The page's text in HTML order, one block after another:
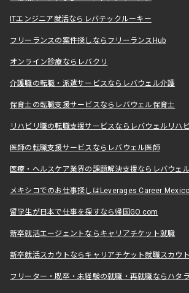
ITエンジニア就活ならレバテックルーキー
フリーランスの案件探しならフリーランスHub
オンライン診療ならレバクリ
介護職の転職・派遣サービスならレバウェル介護
保育士の転職支援サービスならレバウェル保育士
リハビリ職の転職支援サービスならレバウェルリハ
医師の転職支援サービスならレバウェル医師
医療・ヘルスケア業界の課題解決支援ならレバウェ
メキシコでのお仕事探しはLeverages Career Mexico
留学生が日本で仕事を探すなら帰国GO.com
新卒就活エージェントならキャリアチケット就職
新卒就活スカウトならキャリアチケット就職スカウト
フリーター・既卒・未経験の就職・再就職ならハタ